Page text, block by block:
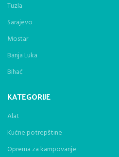
Tuzla
Sarajevo
Mostar
Banja Luka
Bihać
KATEGORIJE
Alat
Kućne potrepštine
Oprema za kampovanje